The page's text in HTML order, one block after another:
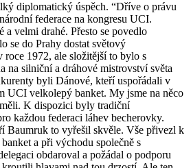
diplomatický úspěch. “Dříve o právu
federace na kongresu UCI.
velmi drahé. Přesto se povedlo
se do Prahy dostat světový
1972, ale složitější to bylo s
na silniční a dráhové mistrovství světa
byli Dánové, kteří uspořádali v
UCI velkolepý banket. My jsme na něco
K dispozici byly tradiční
každou federaci láhev becherovky.
Baumruk to vyřešil skvěle. Vše přivezl k
a při východu společně s
obdaroval a požádal o podporu